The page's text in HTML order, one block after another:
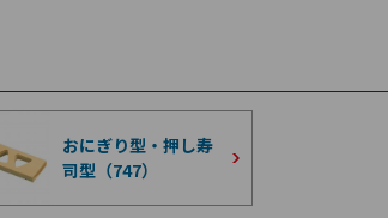
おにぎり型・押し寿
司型（747）